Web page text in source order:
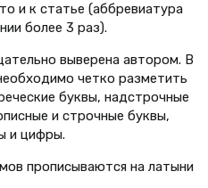
и к статье (аббревиатура
более 3 раз).
выверена автором. В
четко разметить
буквы, надстрочные
и строчные буквы,
и цифры.
прописываются на латыни